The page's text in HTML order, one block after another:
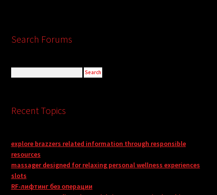
Search Forums
Recent Topics
explore brazzers related information through responsible
resources
massager designed for relaxing personal wellness experiences
slots
RF-лифтинг без операции